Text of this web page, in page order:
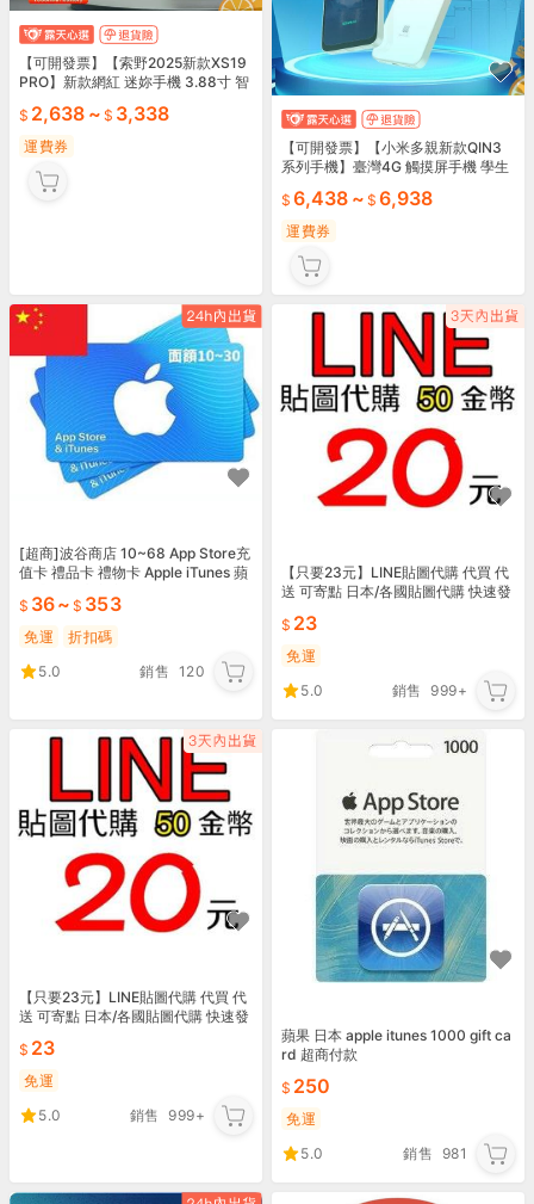
【可開發票】【索野2025新款XS19
PRO】新款網紅 迷妳手機 3.88寸 智
2,638 ~ 3,338
運費券
【可開發票】【小米多親新款QIN3
系列手機】臺灣4G 觸摸屏手機 學生
援LINE，無
6,438 ~ 6,938
運費券
[超商]波谷商店 10~68 App Store充
值卡 禮品卡 禮物卡 Apple iTunes 蘋
36~ 353
免運
折扣碼
5.0
銷售 120
【只要23元】LINE貼圖代購 代買 代
送 可寄點 日本/各國貼圖代購 快速發
23
免運
5.0
銷售 999+
【只要23元】LINE貼圖代購 代買 代
送 可寄點 日本/各國貼圖代購 快速發
23
免運
5.0
銷售 999+
蘋果 日本 apple itunes 1000 gift ca
rd 超商付款
250
免運
5.0
銷售 981